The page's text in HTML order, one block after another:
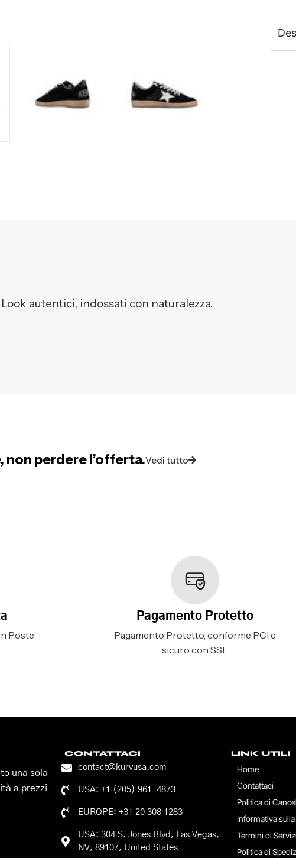
Look autentici, indossati con naturalezza.
perdere l’offerta.Vedi tutto
Poste
Pagamento Protetto
Pagamento Protetto, conforme PCI e
sicuro con SSL
una sola
a prezzi
CONTATTACI
contact@kurvusa.com
USA: +1 (205) 961-4873
EUROPE: +31 20 308 1283
USA: 304 S. Jones Blvd, Las Vegas,
NV, 89107, United States
LINK UTILI
Home
Contattaci
Politica di
Informativa
Termini di
Politica di